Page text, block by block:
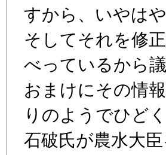
すから、いやは
そしてそれを修
べっているから
おまけにその情
りのようでひど
石破氏が農水大